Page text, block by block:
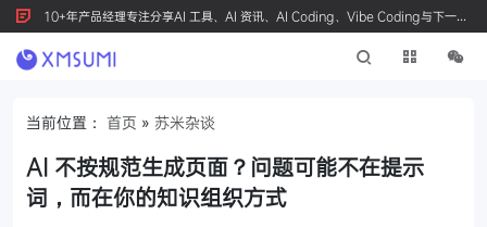
10+年产品经理专注分享AI 工具、AI 资讯、AI Coding、Vibe Coding与下一代
产品创新，按 Ctrl+D 收藏我们
当前位置： 首页 » 苏米杂谈
AI 不按规范生成页面？问题可能不在提示
词，而在你的知识组织方式